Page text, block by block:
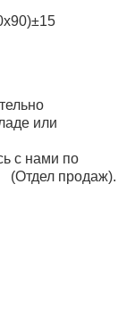
или
с нами по
(Отдел продаж).